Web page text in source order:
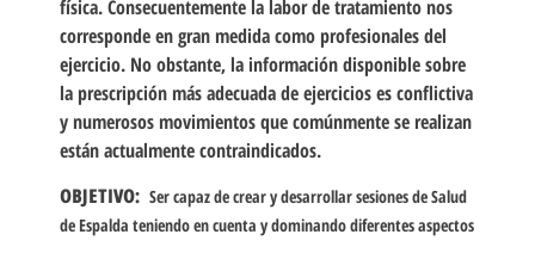
física. Consecuentemente la labor de tratamiento nos
corresponde en gran medida como profesionales del
ejercicio. No obstante, la información disponible sobre
la prescripción más adecuada de ejercicios es conflictiva
y numerosos movimientos que comúnmente se realizan
están actualmente contraindicados.
OBJETIVO: Ser capaz de crear y desarrollar sesiones de Salud
de Espalda teniendo en cuenta y dominando diferentes aspectos